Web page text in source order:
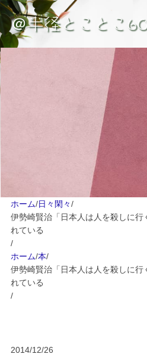
＠半径とことこ
ホーム/日々閑々/
伊勢崎賢治「日本人は人を殺しに行
れている
/
ホーム/本/
伊勢崎賢治「日本人は人を殺しに行
れている
/
2014/12/26